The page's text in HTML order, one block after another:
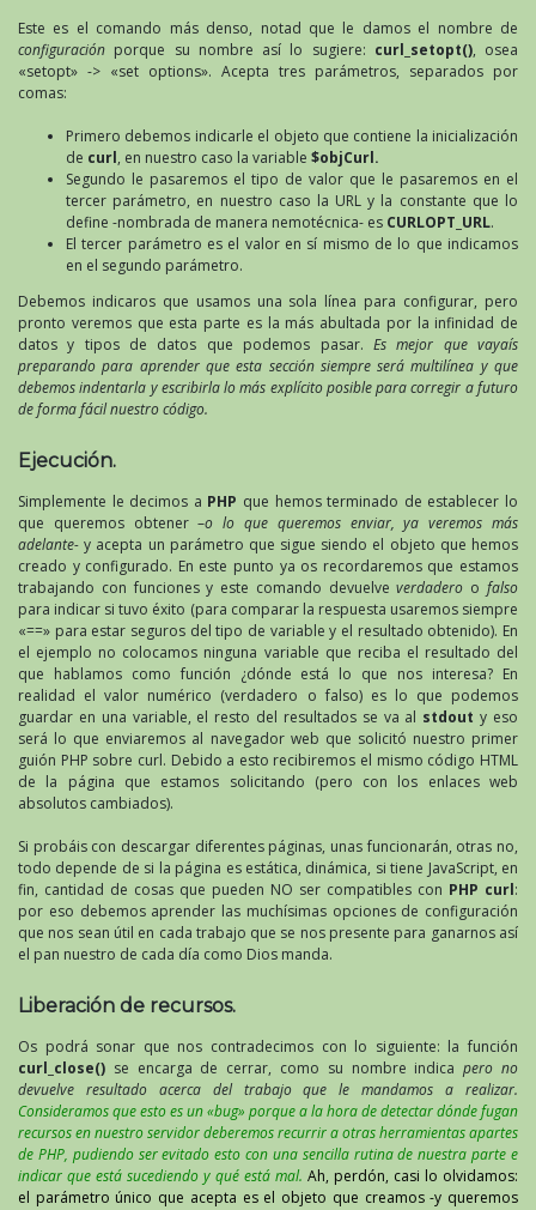
Este es el comando más denso, notad que le damos el nombre de
configuración porque su nombre así lo sugiere: curl_setopt(), osea
«setopt» -> «set options». Acepta tres parámetros, separados por
comas:
Primero debemos indicarle el objeto que contiene la inicialización
de curl, en nuestro caso la variable $objCurl.
Segundo le pasaremos el tipo de valor que le pasaremos en el
tercer parámetro, en nuestro caso la URL y la constante que lo
define -nombrada de manera nemotécnica- es CURLOPT_URL.
El tercer parámetro es el valor en sí mismo de lo que indicamos
en el segundo parámetro.
Debemos indicaros que usamos una sola línea para configurar, pero
pronto veremos que esta parte es la más abultada por la infinidad de
datos y tipos de datos que podemos pasar. Es mejor que vayaís
preparando para aprender que esta sección siempre será multilínea y que
debemos indentarla y escribirla lo más explícito posible para corregir a futuro
de forma fácil nuestro código.
Ejecución.
Simplemente le decimos a PHP que hemos terminado de establecer lo
que queremos obtener –o lo que queremos enviar, ya veremos más
adelante- y acepta un parámetro que sigue siendo el objeto que hemos
creado y configurado. En este punto ya os recordaremos que estamos
trabajando con funciones y este comando devuelveverdadero ofalso
para indicar si tuvo éxito (para comparar la respuesta usaremos siempre
«==» para estar seguros del tipo de variable y el resultado obtenido). En
el ejemplo no colocamos ninguna variable que reciba el resultado del
que hablamos como función ¿dónde está lo que nos interesa? En
realidad el valor numérico (verdadero o falso) es lo que podemos
guardar en una variable, el resto del resultados se va al stdout y eso
será lo que enviaremos al navegador web que solicitó nuestro primer
guión PHP sobre curl. Debido a esto recibiremos el mismo código HTML
de la página que estamos solicitando (pero con los enlaces web
absolutos cambiados).
Si probáis con descargar diferentes páginas, unas funcionarán, otras no,
todo depende de si la página es estática, dinámica, si tiene JavaScript, en
fin, cantidad de cosas que pueden NO ser compatibles con PHP curl:
por eso debemos aprender las muchísimas opciones de configuración
que nos sean útil en cada trabajo que se nos presente para ganarnos así
el pan nuestro de cada día como Dios manda.
Liberación de recursos.
Os podrá sonar que nos contradecimos con lo siguiente: la función
curl_close() se encarga de cerrar, como su nombre indicapero no
devuelve resultado acerca del trabajo que le mandamos a realizar.
Consideramos que esto es un «bug» porque a la hora de detectar dónde fugan
recursos en nuestro servidor deberemos recurrir a otras herramientas apartes
de PHP, pudiendo ser evitado esto con una sencilla rutina de nuestra parte e
indicar que está sucediendo y qué está mal. Ah, perdón, casi lo olvidamos:
el parámetro único que acepta es el objeto que creamos -y queremos